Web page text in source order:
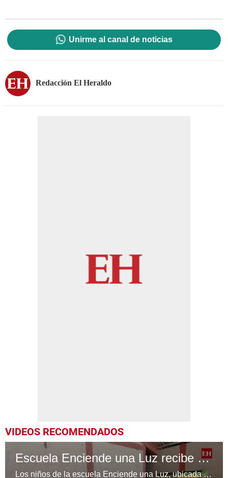
Unirme al canal de noticias
Redacción El Heraldo
VIDEOS RECOMENDADOS
Escuela Enciende una Luz recibe cuadernos Quick, gracias a la Maratón del Saber
Los niños de la escuela Enciende una Luz, ubicada en la colonia Altos de Santa Rosa, al sur de Tegucigalpa, recibieron cuadernos Quick como parte de la Campaña Maratón del Saber.